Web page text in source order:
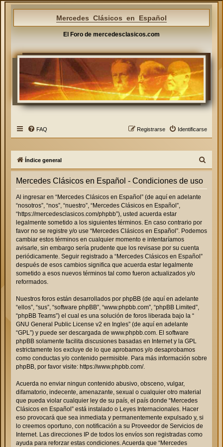
Mercedes Clásicos en Español
El Foro de mercedesclasicos.com
FAQ Identificarse
Registrarse
Índice general
u
Mercedes Clásicos en Español - Condiciones de uso
Al ingresar en “Mercedes Clásicos en Español” (de aquí en adelante
“nosotros”, “nos”, “nuestro”, “Mercedes Clásicos en Español”,
“https://mercedesclasicos.com/phpbb”), usted acuerda estar
legalmente sometido a los siguientes términos. En caso contrario por
favor no se registre y/o use “Mercedes Clásicos en Español”. Podemos
cambiar estos términos en cualquier momento e intentaríamos
avisarle, sin embargo sería prudente que los revisase por su cuenta
periódicamente. Seguir registrado a “Mercedes Clásicos en Español”
después de esos cambios significa que acuerda estar legalmente
sometido a esos nuevos términos tal como fueron actualizados y/o
reformados.
Nuestros foros están desarrollados por phpBB (de aquí en adelante
“ellos”, “sus”, “software phpBB”, “www.phpbb.com”, “phpBB Limited”,
“phpBB Teams”) el cual es una solución de foros liberada bajo la “
GNU General Public License v2 en Ingles” (de aquí en adelante
“GPL”) y puede ser descargada de www.phpbb.com. El software
phpBB solamente facilita discusiones basadas en Internet y la GPL
estrictamente los excluye de lo que aprobamos y/o desaprobamos
como conductas y/o contenido permisible. Para más información sobre
phpBB, por favor visite: https://www.phpbb.com/.
Acuerda no enviar ningun contenido abusivo, obsceno, vulgar,
difamatorio, indecente, amenazante, sexual o cualquier otro material
que pueda violar cualquier ley de su país, el país donde “Mercedes
Clásicos en Español” está instalado o Leyes Internacionales. Hacer
eso provocará que sea inmediata y permanentemente expulsado y, si
lo creemos oportuno, con notificación a su Proveedor de Servicios de
Internet. Las direcciones IP de todos los envíos son registradas como
ayuda para reforzar estas condiciones. Acuerda que “Mercedes